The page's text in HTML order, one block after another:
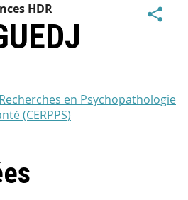
HDR
en Psychopathologie
(CERPPS)